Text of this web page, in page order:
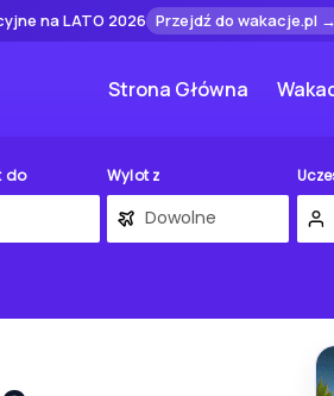
na LATO 2026 Przejdź do wakacje.pl
Strona Główna
do Wylot z